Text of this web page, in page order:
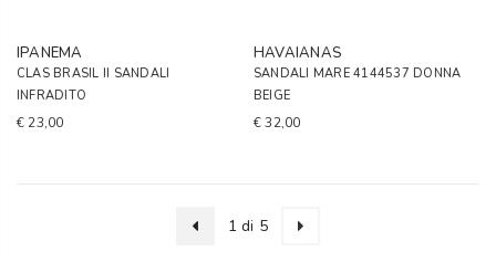
IPANEMA
CLAS BRASIL II SANDALI
INFRADITO
€ 23,00
HAVAIANAS
SANDALI MARE 4144537 DONNA
BEIGE
€ 32,00
1 di 5